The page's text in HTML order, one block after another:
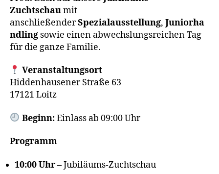
Zuchtschaumit
anschließenderSpezialausstellung, Juniorha
ndling sowie einen abwechslungsreichen Tag
für die ganze Familie.
Veranstaltungsort
Hiddenhausener Straße 63
17121 Loitz
Beginn:Einlass ab 09:00 Uhr
Programm
10:00 Uhr– Jubiläums-Zuchtschau